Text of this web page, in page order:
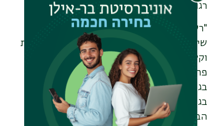
רגנרטיבית והתפתחות.
"רשת מחקרית-גלילית כזו תחולל מהפך,
שיהפוך את האזור כולו למרכז מצוינות מחקרית
וקלינית ברמה הלאומית והעולמית", אומרת
פרופ' אבני. "אוניברסיטת בר-אילן נטעה אותנו
בגליל ממניעים ציוניים, לטובת חיזוק הבריאות
בגליל. אנחנו מחויבים להקטנת אי השווין
הבריאותי בצפון, ולמתן מענה הוליסטי למגוון